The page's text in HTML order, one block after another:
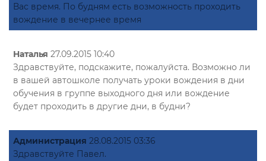
Вас время. По будням есть возможность проходить
вождение в вечернее время
Наталья 27.09.2015 10:40
Здравствуйте, подскажите, пожалуйста. Возможно ли
в вашей автошколе получать уроки вождения в дни
обучения в группе выходного дня или вождение
будет проходить в другие дни, в будни?
Администрация 28.08.2015 03:36
Здравствуйте Павел.